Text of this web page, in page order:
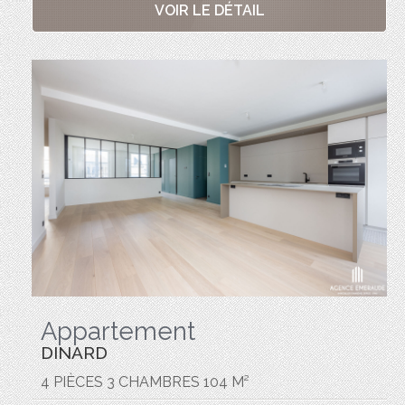
VOIR LE DÉTAIL
Appartement
DINARD
4 PIÈCES 3 CHAMBRES 104 M²